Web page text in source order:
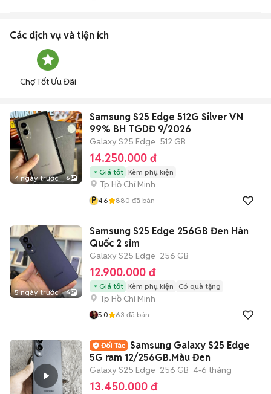
Các dịch vụ và tiện ích
Chợ Tốt Ưu Đãi
4 ngày trước 6
Samsung S25 Edge 512G Silver VN
99% BH TGDĐ 9/2026
Galaxy S25 Edge 512 GB
14.250.000 đ
Giá tốt Kèm phụ kiện
Tp Hồ Chí Minh
P 4.6 880 đã bán
5 ngày trước 6
Samsung S25 Edge 256GB Đen Hàn
Quốc 2 sim
Galaxy S25 Edge 256 GB
12.900.000 đ
Giá tốt Kèm phụ kiện Có quà tặng
Tp Hồ Chí Minh
5.0 63 đã bán
Samsung Galaxy S25 Edge
5G ram 12/256GB.Màu Đen
Galaxy S25 Edge 256 GB 4-6 tháng
13.450.000 đ